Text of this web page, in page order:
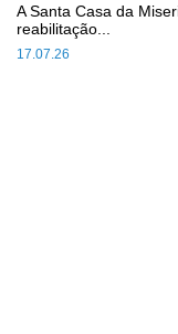
17.07.26
A Santa Casa da
reabilitação...